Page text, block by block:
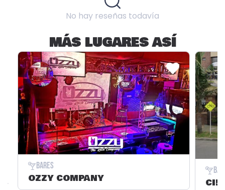
No hay reseñas todavía
MÁS LUGARES ASÍ
Bares
OZZY COMPANY